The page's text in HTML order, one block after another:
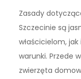
Zasady
Szczecinie są
właścicielom,
warunki. Przede
zwierzęta